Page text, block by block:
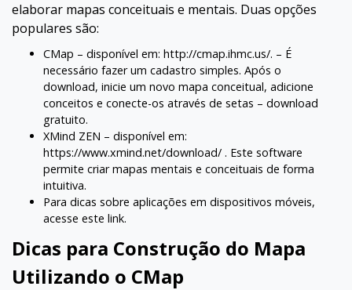
elaborar mapas conceituais e mentais. Duas opções
populares são:
CMap – disponível em: http://cmap.ihmc.us/. – É
necessário fazer um cadastro simples. Após o
download, inicie um novo mapa conceitual, adicione
conceitos e conecte-os através de setas – download
gratuito.
XMind ZEN – disponível em:
https://www.xmind.net/download/ . Este software
permite criar mapas mentais e conceituais de forma
intuitiva.
Para dicas sobre aplicações em dispositivos móveis,
acesse este link.
Dicas para Construção do Mapa
Utilizando o CMap